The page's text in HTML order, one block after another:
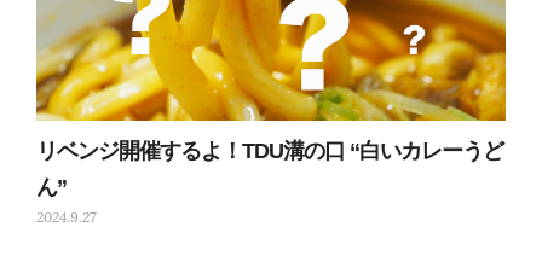
リベンジ開催するよ！TDU溝の口 “白いカレーうど
ん”
2024.9.27